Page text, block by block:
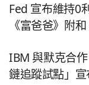
Fed 宣布維持0
《富爸爸》附
IBM 與默克合
鏈追蹤試點」宣